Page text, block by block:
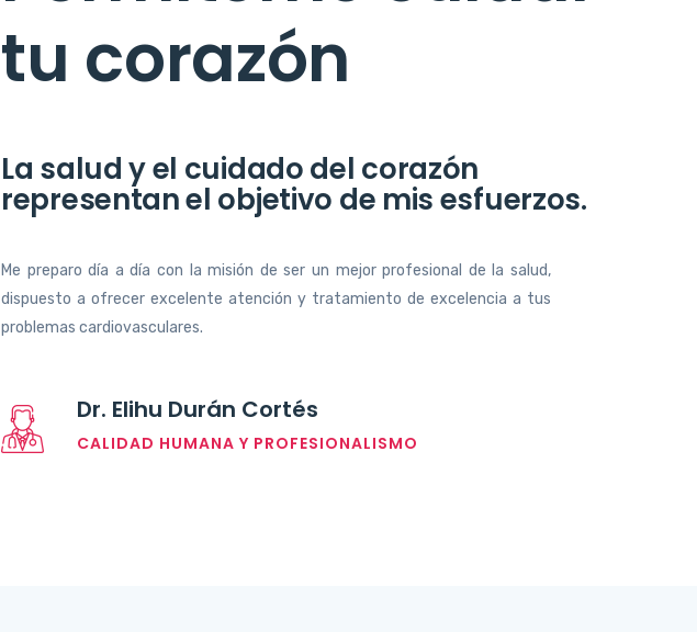
tu corazón
La salud y el cuidado del corazón
representan el objetivo de mis esfuerzos.
Me preparo día a día con la misión de ser un mejor profesional de la salud,
dispuesto a ofrecer excelente atención y tratamiento de excelencia a tus
problemas cardiovasculares.
Dr. Elihu Durán Cortés
CALIDAD HUMANA Y PROFESIONALISMO